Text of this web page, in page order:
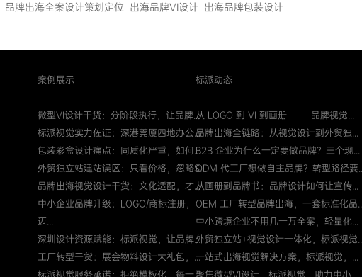
品牌出海全案设计策划定位 出海品牌VI设计 出海品牌包装设计
案例展示
微型VI设计干货：分阶段执行，让品牌...
标派视觉实力佐证：深港莞厦四地办公...
包装彩盒设计痛点：同质化严重，如何...
外贸独立站建站误区：只看价格，忽略S...
品牌出海视觉设计干货：文化适配，才...
中小企业品牌升级：LOGO/商标注册，
迈...
深圳设计资源赋能：标派视觉，让品牌...
工厂转型干货：展会物料设计大礼包，...
标派视觉服务承诺：拒绝模板化，每一...
标派动态
从 LOGO 到 VI 到画册 —— 品牌视觉...
品牌出海全链路：从视觉设计到外贸独...
B2B 企业为什么一定要做品牌？三个现...
ODM 代工厂想做自主品牌？转型路径要
从画册到品牌书：品牌设计如何让宣传...
OEM 工厂转型品牌出海，一套标准化品
中小跨境企业不用几十万全案，轻量化...
外贸独立站+视觉设计一体化，标派视觉
一站式出海视觉解决方案，标派视觉，...
聚焦微型VI设计，标派视觉，助力中小...